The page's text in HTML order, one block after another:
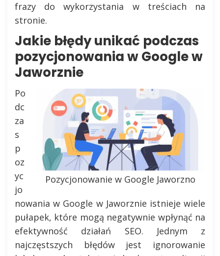
frazy do wykorzystania w treściach na
stronie.
Jakie błędy unikać podczas
pozycjonowania w Google w
Jaworznie
Pozycjonowanie w Google Jaworzno
Po
dc
za
s
p
oz
yc
jo
nowania w Google w Jaworznie istnieje wiele
pułapek, które mogą negatywnie wpłynąć na
efektywność działań SEO. Jednym z
najczęstszych błędów jest ignorowanie